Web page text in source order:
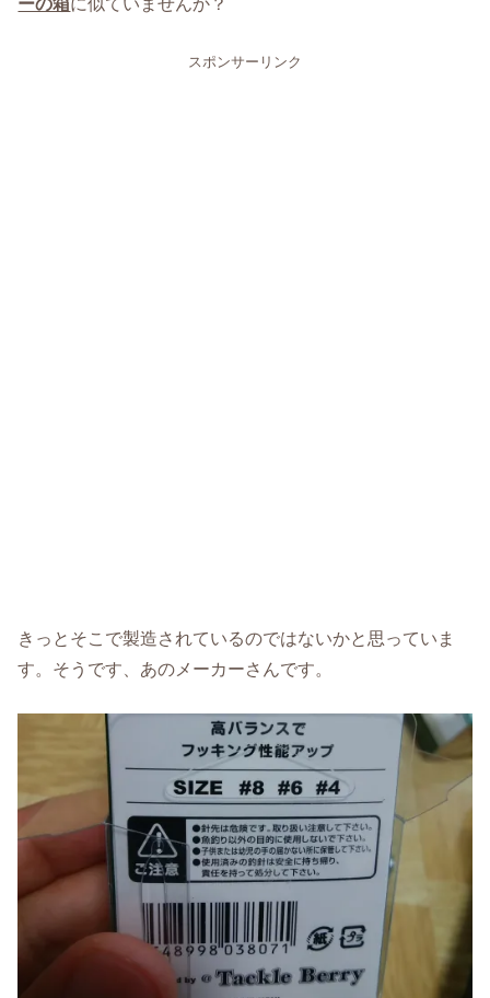
スポンサーリンク
きっとそこで製造されているのではないかと思っていま
す。そうです、あのメーカーさんです。